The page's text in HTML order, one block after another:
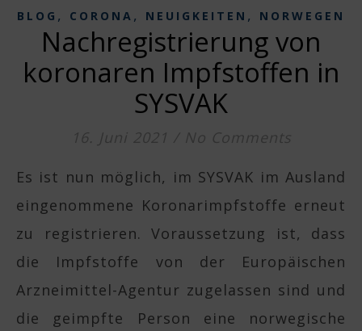
BLOG , CORONA , NEUIGKEITEN , NORWEGEN
Nachregistrierung von
koronaren Impfstoffen in
SYSVAK
16. Juni 2021 / No Comments
Es ist nun möglich, im SYSVAK im Ausland
eingenommene Koronarimpfstoffe erneut
zu registrieren. Voraussetzung ist, dass
die Impfstoffe von der Europäischen
Arzneimittel-Agentur zugelassen sind und
die geimpfte Person eine norwegische